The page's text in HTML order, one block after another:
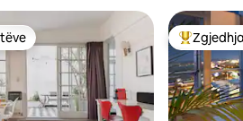
Më të